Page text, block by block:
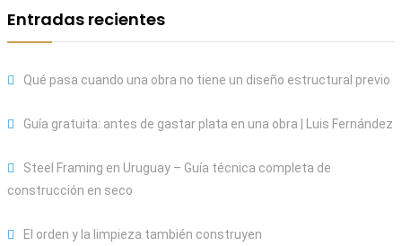
Entradas recientes
Qué pasa cuando una obra no tiene un diseño estructural previo
Guía gratuita: antes de gastar plata en una obra | Luis Fernández
Steel Framing en Uruguay – Guía técnica completa de
construcción en seco
El orden y la limpieza también construyen